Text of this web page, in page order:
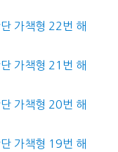
가책형 22번 해
가책형 21번 해
가책형 20번 해
가책형 19번 해